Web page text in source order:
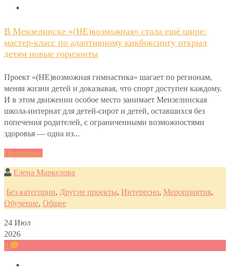
В Мензелинске «(НЕ)возможная» стала ещё шире:
мастер-класс по адаптивному кикбоксингу открыл
детям новые горизонты
Проект «(НЕ)возможная гимнастика» шагает по регионам,
меняя жизни детей и доказывая, что спорт доступен каждому.
И в этом движении особое место занимает Мензелинская
школа-интернат для детей-сирот и детей, оставшихся без
попечения родителей, с ограниченными возможностями
здоровья — одна из...
Подробнее
Елена Маркелова
Без категории, Другие проекты, Интересно, Мероприятия,
Обучение, Общее
24 Июл
2026
0